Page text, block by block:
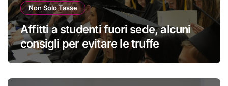
Non Solo Tasse
Affitti a studenti fuori sede, alcuni
consigli per evitare le truffe